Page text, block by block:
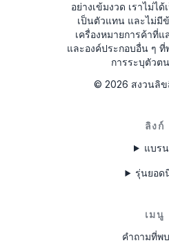
อย่างเข้มงวด เราไม่ได้
เป็นตัวแทน และไม่มี
เครื่องหมายการค้าที่
และองค์ประกอบอื่น ๆ
การระบุตัวต
© 2026 สงวนลิ
ลิงก์
แบร
รุ่นยอด
เมนู
คำถามที่พ